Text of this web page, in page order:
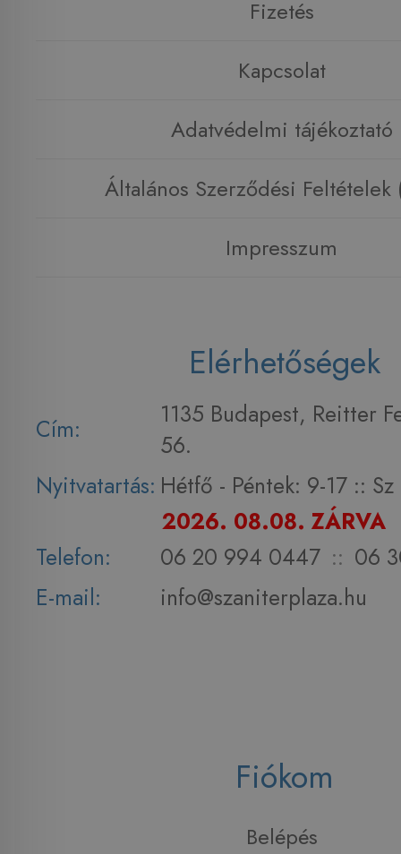
Fizetés
Kapcsolat
Adatvédelmi tájékoztató
Általános Szerződési Feltételek
Impresszum
Elérhetőségek
Cím:
1135 Budapest, Reitter
56.
Nyitvatartás: Hétfő - Péntek: 9-17 :: Sz
2026. 08.08. ZÁRVA
Telefon:
06 20 994 0447 :: 06
E-mail:
info@szaniterplaza.hu
Fiókom
Belépés